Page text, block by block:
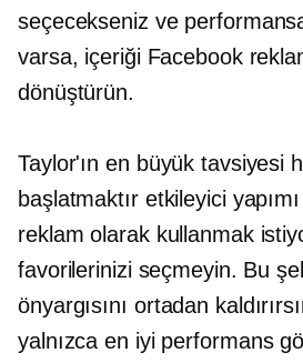
seçecekseniz ve
varsa, içeriği Facebook
dönüştürün.
Taylor'ın en büyük tavsiyesi
başlatmaktır etkileyici yapımı
reklam olarak kullanmak
favorilerinizi seçmeyin. Bu
önyargısını ortadan
yalnızcaen iyi performans